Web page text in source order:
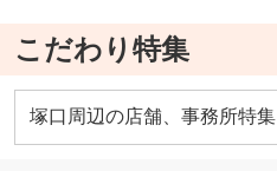
こだわり特集
塚口周辺の店舗、事務所特集